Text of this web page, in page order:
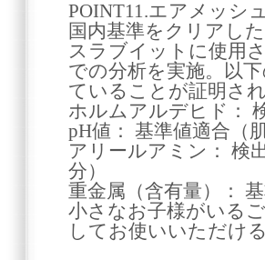
POINT11.エアメッシ
国内基準をクリアし
スラブイットに使用
での分析を実施。以
ていることが証明され
ホルムアルデヒド：
pH値： 基準値適合（
アリールアミン： 検
分）
重金属（含有量）：
小さなお子様がいる
してお使いいただけ